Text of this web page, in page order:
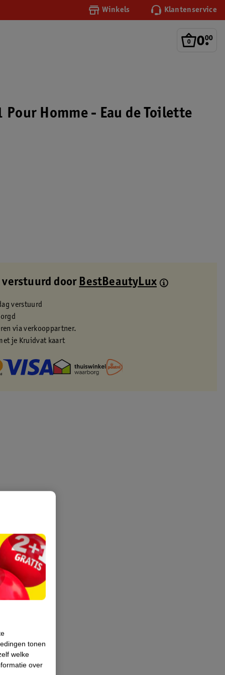
Winkels Klantenservice
0.
00
Homme - Eau de Toilette
verstuurd door BestBeautyLux
verstuurd
via verkooppartner.
je Kruidvat kaart
tonen
welke
over